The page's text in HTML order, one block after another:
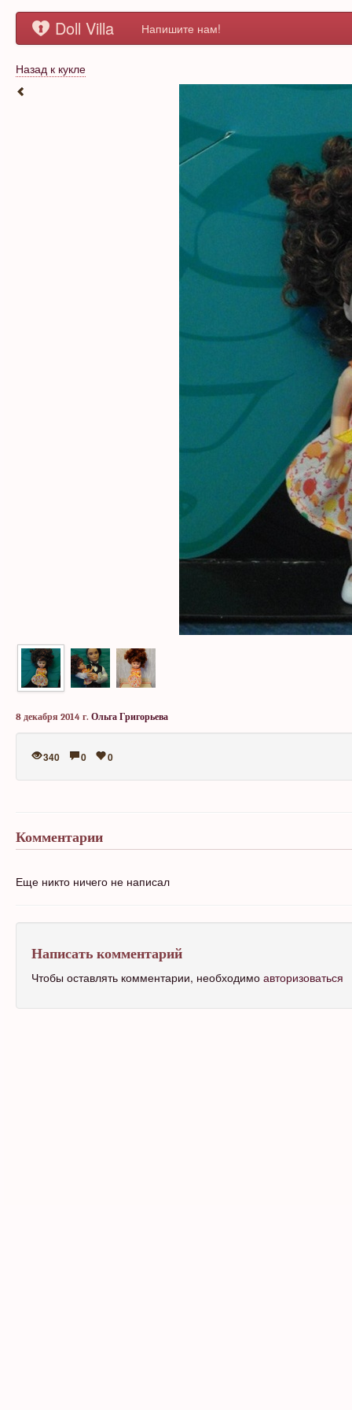
Doll Villa Напишите нам!
Назад к кукле
8 декабря 2014 г. Ольга Григорьева
340 0 0
Комментарии
Еще никто ничего не написал
Написать комментарий
Чтобы оставлять комментарии, необходимо авторизоваться